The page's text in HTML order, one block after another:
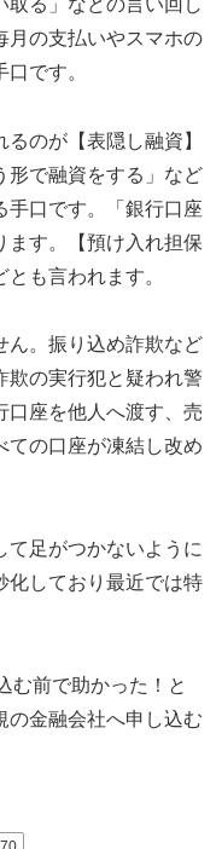
月の支払いやスマホの
です。
のが【表隠し融資】
形で融資をする」など
手口です。「銀行口座
ます。【預け入れ担保
も言われます。
ん。振り込め詐欺など
欺の実行犯と疑われ警
口座を他人へ渡す、売
ての口座が凍結し改め
て足がつかないように
化しており最近では特
む前で助かった！と
の金融会社へ申し込む